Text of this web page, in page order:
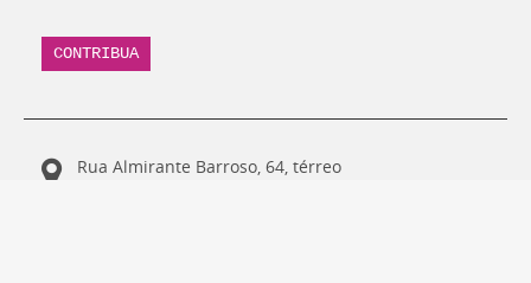
CONTRIBUA
Endereço
Rua Almirante Barroso, 64, térreo